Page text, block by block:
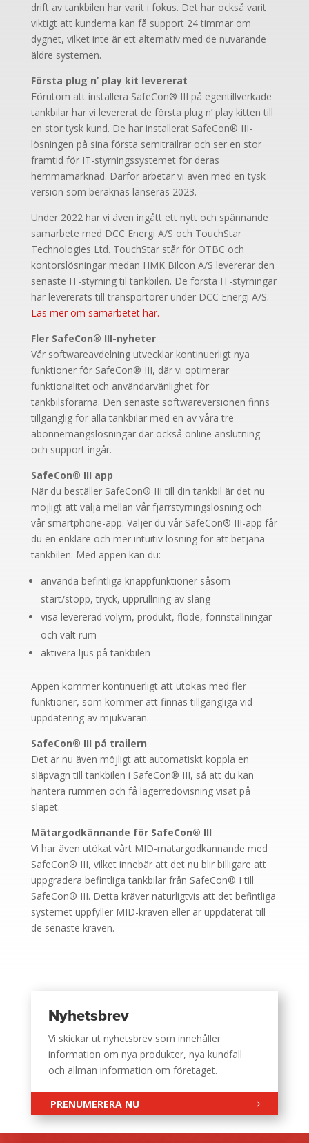
drift av tankbilen har varit i fokus. Det har också varit
viktigt att kunderna kan få support 24 timmar om
dygnet, vilket inte är ett alternativ med de nuvarande
äldre systemen.
Första plug n’ play kit levererat
Förutom att installera SafeCon® III på egentillverkade
tankbilar har vi levererat de första plug n’ play kitten till
en stor tysk kund. De har installerat SafeCon® III-
lösningen på sina första semitrailrar och ser en stor
framtid för IT-styrningssystemet för deras
hemmamarknad. Därför arbetar vi även med en tysk
version som beräknas lanseras 2023.
Under 2022 har vi även ingått ett nytt och spännande
samarbete med DCC Energi A/S och TouchStar
Technologies Ltd. TouchStar står för OTBC och
kontorslösningar medan HMK Bilcon A/S levererar den
senaste IT-styrning til tankbilen. De första IT-styrningar
har levererats till transportörer under DCC Energi A/S.
Läs mer om samarbetet här.
Fler SafeCon® III-nyheter
Vår softwareavdelning utvecklar kontinuerligt nya
funktioner för SafeCon® III, där vi optimerar
funktionalitet och användarvänlighet för
tankbilsförarna. Den senaste softwareversionen finns
tillgänglig för alla tankbilar med en av våra tre
abonnemangslösningar där också online anslutning
och support ingår.
SafeCon® III app
När du beställer SafeCon® III till din tankbil är det nu
möjligt att välja mellan vår fjärrstyrningslösning och
vår smartphone-app. Väljer du vår SafeCon® III-app får
du en enklare och mer intuitiv lösning för att betjäna
tankbilen. Med appen kan du:
använda befintliga knappfunktioner såsom
start/stopp, tryck, upprullning av slang
visa levererad volym, produkt, flöde, förinställningar
och valt rum
aktivera ljus på tankbilen
Appen kommer kontinuerligt att utökas med fler
funktioner, som kommer att finnas tillgängliga vid
uppdatering av mjukvaran.
SafeCon® III på trailern
Det är nu även möjligt att automatiskt koppla en
släpvagn till tankbilen i SafeCon® III, så att du kan
hantera rummen och få lagerredovisning visat på
släpet.
Mätargodkännande för SafeCon® III
Vi har även utökat vårt MID-mätargodkännande med
SafeCon® III, vilket innebär att det nu blir billigare att
uppgradera befintliga tankbilar från SafeCon® I till
SafeCon® III. Detta kräver naturligtvis att det befintliga
systemet uppfyller MID-kraven eller är uppdaterat till
de senaste kraven.
Nyhetsbrev
Vi skickar ut nyhetsbrev som innehåller
information om nya produkter, nya kundfall
och allmän information om företaget.
PRENUMERERA NU